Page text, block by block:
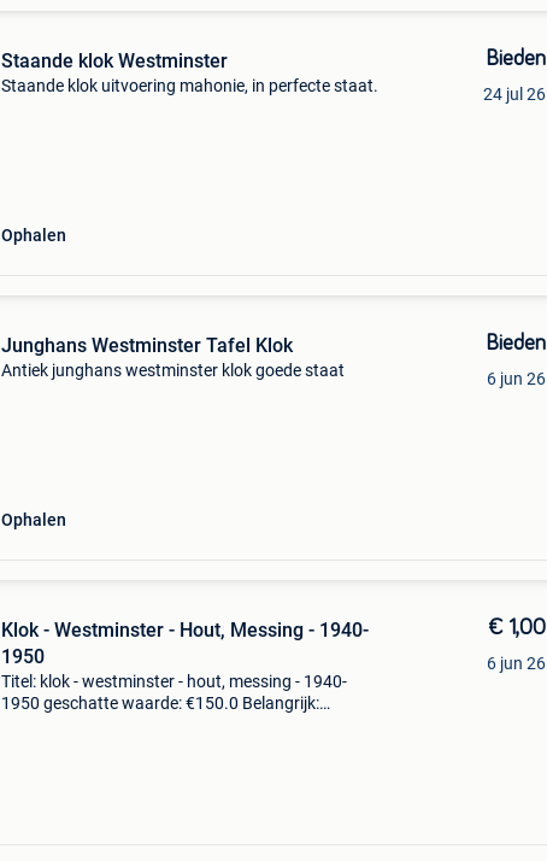
Staande klok Westminster
Staande klok uitvoering mahonie, in perfecte staat.
Ophalen
Bieden
24 jul 26
Junghans Westminster Tafel Klok
Antiek junghans westminster klok goede staat
Ophalen
Bieden
6 jun 26
Klok - Westminster - Hout, Messing - 1940-
1950
Titel: klok - westminster - hout, messing - 1940-
1950 geschatte waarde: €150.0 Belangrijk:
€ 1,00
6 jun 26